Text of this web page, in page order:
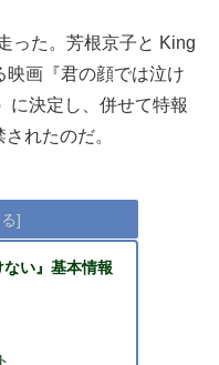
った。芳根京子と King
画『君の顔では泣け
に決定し、併せて特報
れたのだ。
い』基本情報